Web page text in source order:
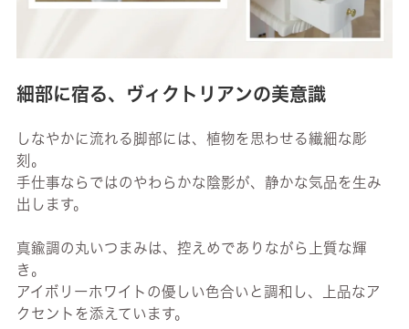
細部に宿る、ヴィクトリアンの美意識
しなやかに流れる脚部には、植物を思わせる繊細な彫
刻。
手仕事ならではのやわらかな陰影が、静かな気品を生み
出します。
真鍮調の丸いつまみは、控えめでありながら上質な輝
き。
アイボリーホワイトの優しい色合いと調和し、上品なア
クセントを添えています。